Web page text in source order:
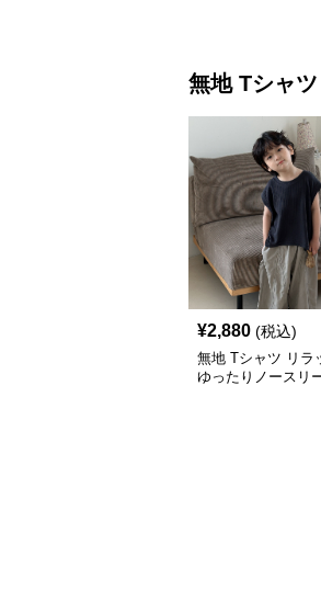
無地 Tシャツ
¥2,880 (税込)
無地 Tシャツ リラ
ゆったりノースリ